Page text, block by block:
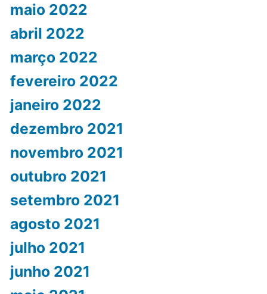
maio 2022
abril 2022
março 2022
fevereiro 2022
janeiro 2022
dezembro 2021
novembro 2021
outubro 2021
setembro 2021
agosto 2021
julho 2021
junho 2021